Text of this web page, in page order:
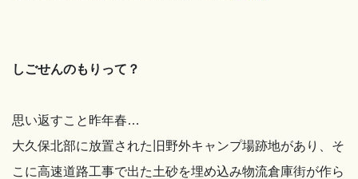
しごせんのもりって？
思い返すこと昨年春…
大久保北部に放置された旧野外キャンプ場跡地があり、そ
こに高速道路工事で出た土砂を埋め込み物流倉庫街が作ら